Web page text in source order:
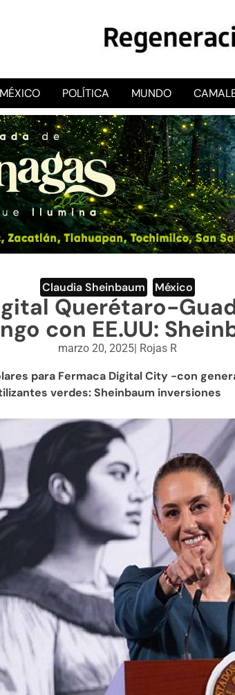
RegeneraciónMX
Sitio de noticias libre e
MÉXICO POLÍTICA MUNDO
Claudia Sheinbaum México
Querétaro-
con EE.UU:
marzo 20, 2025 Rojas R
para Fermaca Digital City -con
verdes: Sheinbaum inversiones